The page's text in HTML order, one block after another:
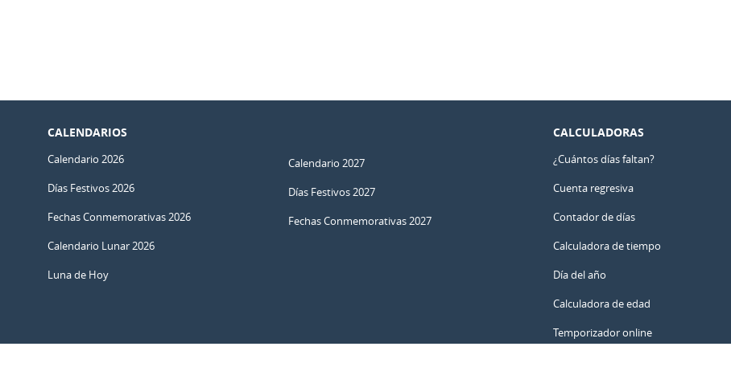
CALENDARIOS
Calendario 2026
Días Festivos 2026
Fechas Conmemorativas 2026
Calendario Lunar 2026
Luna de Hoy
Calendario 2027
Días Festivos 2027
Fechas Conmemorativas 2027
CALCULADORAS
¿Cuántos días faltan?
Cuenta regresiva
Contador de días
Calculadora de tiempo
Día del año
Calculadora de edad
Temporizador online